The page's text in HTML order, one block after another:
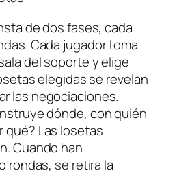
de dos fases, cada
Cada jugador toma
del soporte y elige
elegidas se revelan
las negociaciones.
dónde, con quién
qué? Las losetas
Cuando han
rondas, se retira la